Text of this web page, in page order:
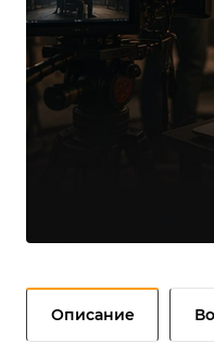
Описание